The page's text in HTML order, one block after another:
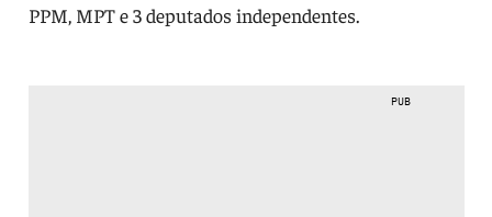
PPM, MPT e 3 deputados independentes.
PUB